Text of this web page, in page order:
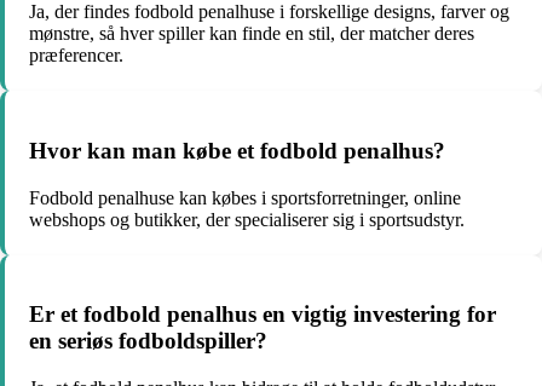
Ja, der findes fodbold penalhuse i forskellige designs, farver og
mønstre, så hver spiller kan finde en stil, der matcher deres
præferencer.
Hvor kan man købe et fodbold penalhus?
Fodbold penalhuse kan købes i sportsforretninger, online
webshops og butikker, der specialiserer sig i sportsudstyr.
Er et fodbold penalhus en vigtig investering for
en seriøs fodboldspiller?